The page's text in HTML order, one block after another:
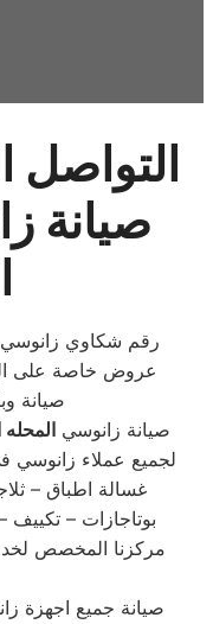
صيانة
رقم شكاوي
عروض خاصة على
صيانة
صيانة زانوسي
لجميع عملاء زانوسي
غسالة اطباق –
بوتاجازات –
مركزنا المخصص
صيانة جميع اجهزة